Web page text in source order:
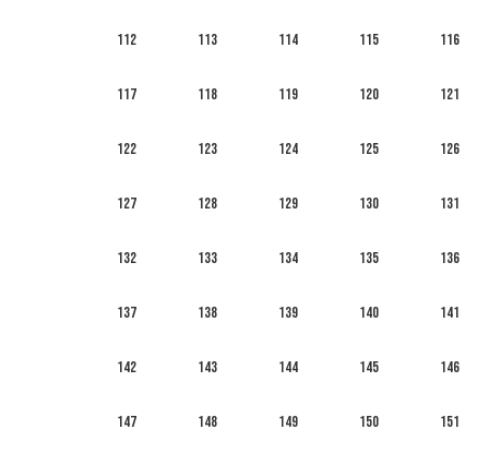
112 113 114 115 116
117 118 119 120 121
122 123 124 125 126
127 128 129 130 131
132 133 134 135 136
137 138 139 140 141
142 143 144 145 146
147 148 149 150 151